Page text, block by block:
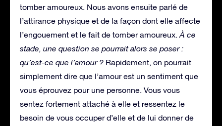
tomber amoureux. Nous avons ensuite parlé de
l’attirance physique et de la façon dont elle affecte
l’engouement et le fait de tomber amoureux. À ce
stade, une question se pourrait alors se poser :
qu’est-ce que l’amour ? Rapidement, on pourrait
simplement dire que l’amour est un sentiment que
vous éprouvez pour une personne. Vous vous
sentez fortement attaché à elle et ressentez le
besoin de vous occuper d’elle et de lui donner de